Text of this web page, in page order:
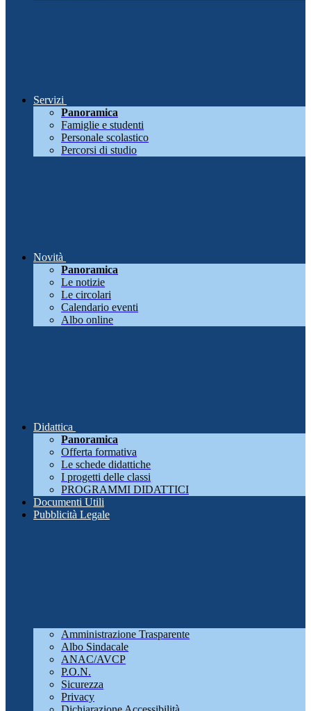
Servizi
Panoramica
Famiglie e studenti
Personale scolastico
Percorsi di studio
Novità
Panoramica
Le notizie
Le circolari
Calendario eventi
Albo online
Didattica
Panoramica
Offerta formativa
Le schede didattiche
I progetti delle classi
PROGRAMMI DIDATTICI
Documenti Utili
Pubblicità Legale
Amministrazione Trasparente
Albo Sindacale
ANAC/AVCP
P.O.N.
Sicurezza
Privacy